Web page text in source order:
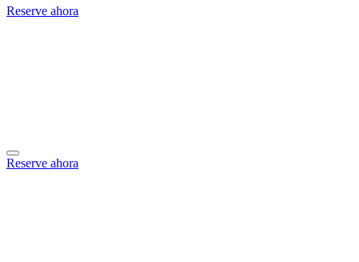
Reserve ahora
Reserve ahora